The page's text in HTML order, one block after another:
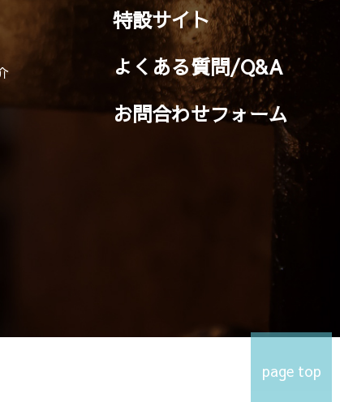
特設サイト
よくある質問/Q&A
お問合わせフォーム
page top